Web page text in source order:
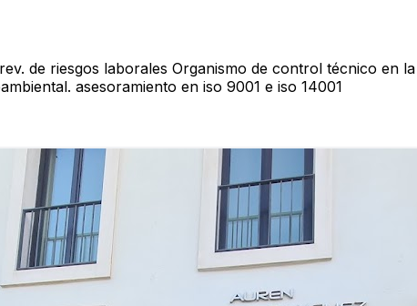
de riesgos laborales Organismo de control técnico en
asesoramiento en iso 9001 e iso 14001